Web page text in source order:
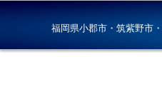
福岡県小郡市・筑紫野市